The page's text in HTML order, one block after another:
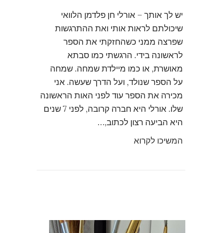
יש לך אותך – אורלי חן פלדמן הלוואי
שיכולתם לראות אותי ואת ההתרגשות
שפרצה ממני כשהחזקתי את הספר
לראשונה בידי. הרגשתי כמו סבתא
מאושרת, או כמו מיילדת שמחה. שמחה
על הספר שנולד, ועל הדרך שעשה. אני
מכירה את הספר עוד לפני האות הראשונה
שלו. אורלי היא חברה קרובה, לפני 7 שנים
היא הביעה רצון לכתוב,…
המשיכו לקרוא